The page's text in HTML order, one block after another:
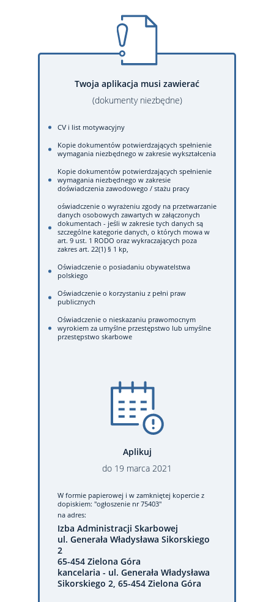
Twoja aplikacja musi zawierać
(dokumenty niezbędne)
CV i list motywacyjny
Kopie dokumentów potwierdzających spełnienie
wymagania niezbędnego w zakresie wykształcenia
Kopie dokumentów potwierdzających spełnienie
wymagania niezbędnego w zakresie
doświadczenia zawodowego / stażu pracy
oświadczenie o wyrażeniu zgody na przetwarzanie
danych osobowych zawartych w załączonych
dokumentach - jeśli w zakresie tych danych są
szczególne kategorie danych, o których mowa w
art. 9 ust. 1 RODO oraz wykraczających poza
zakres art. 22(1) § 1 kp,
Oświadczenie o posiadaniu obywatelstwa
polskiego
Oświadczenie o korzystaniu z pełni praw
publicznych
Oświadczenie o nieskazaniu prawomocnym
wyrokiem za umyślne przestępstwo lub umyślne
przestępstwo skarbowe
Aplikuj
do 19 marca 2021
W formie papierowej i w zamkniętej kopercie z
dopiskiem: "ogłoszenie nr 75403"
na adres:
Izba Administracji Skarbowej
ul. Generała Władysława Sikorskiego
2
65-454 Zielona Góra
kancelaria - ul. Generała Władysława
Sikorskiego 2, 65-454 Zielona Góra